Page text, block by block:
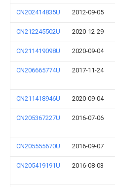
CN202414835U 2012-09-05
CN212245502U 2020-12-29
CN211419098U 2020-09-04
CN206665774U 2017-11-24
CN211418946U 2020-09-04
CN205367227U 2016-07-06
CN205555670U 2016-09-07
CN205419191U 2016-08-03